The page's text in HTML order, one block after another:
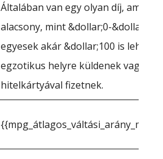
Általában van egy olyan díj, amely
alacsony, mint &dollar;0-&dollar;15,
egyesek akár &dollar;100 is
egzotikus helyre küldenek vagy
hitelkártyával fizetnek.